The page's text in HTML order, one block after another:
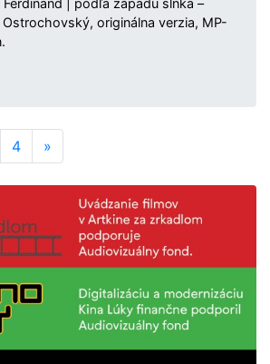
| podľa západu slnka –
Ostrochovský, originálna verzia, MP-
4 »